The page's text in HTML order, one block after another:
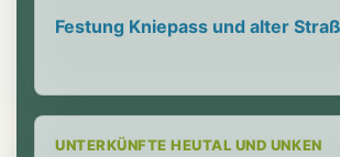
Festung Kniepass und alter
UNTERKÜNFTE HEUTAL UND UNKEN